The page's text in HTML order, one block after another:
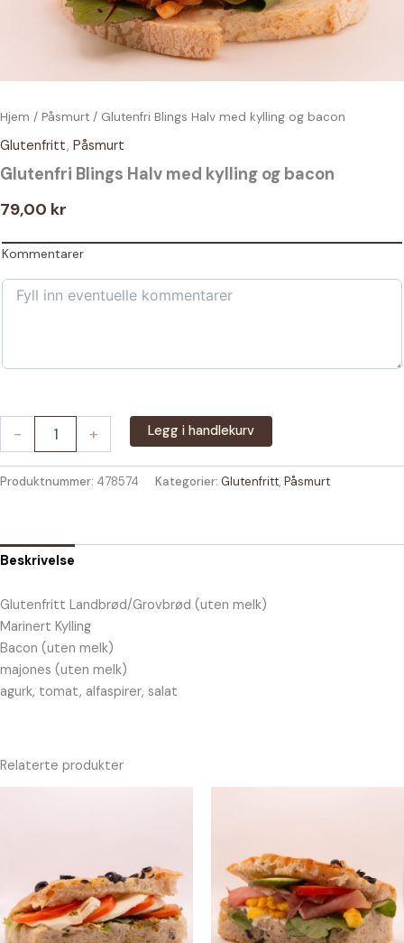
Hjem / Påsmurt / Glutenfri Blings Halv med kylling og bacon
Glutenfritt, Påsmurt
Glutenfri Blings Halv med kylling og bacon
79,00 kr
Kommentarer
-
med
antall
+ Legg i handlekurv
Produktnummer: 478574 Kategorier: Glutenfritt, Påsmurt
Beskrivelse
Glutenfritt Landbrød/Grovbrød (uten melk)
Marinert Kylling
Bacon (uten melk)
majones (uten melk)
agurk, tomat, alfaspirer, salat
Relaterte produkter